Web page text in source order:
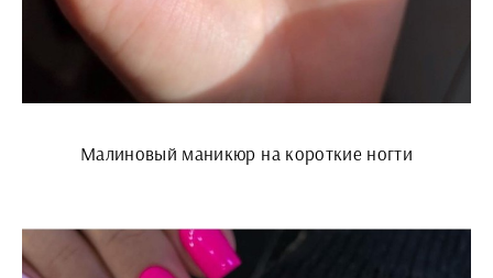
Малиновый маникюр на короткие ногти